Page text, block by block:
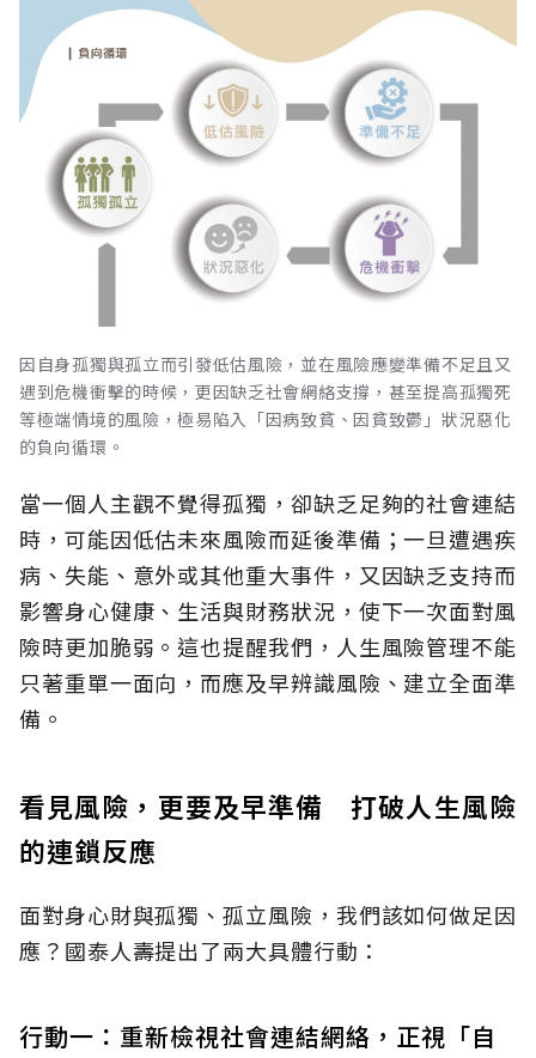
因自身孤獨與孤立而引發低估風險，並在風險應變準備不足且又
遇到危機衝擊的時候，更因缺乏社會網絡支撐，甚至提高孤獨死
等極端情境的風險，極易陷入「因病致貧、因貧致鬱」狀況惡化
的負向循環。
當一個人主觀不覺得孤獨，卻缺乏足夠的社會連結
時，可能因低估未來風險而延後準備；一旦遭遇疾
病、失能、意外或其他重大事件，又因缺乏支持而
影響身心健康、生活與財務狀況，使下一次面對風
險時更加脆弱。這也提醒我們，人生風險管理不能
只著重單一面向，而應及早辨識風險、建立全面準
備。
看見風險，更要及早準備 打破人生風險
的連鎖反應
面對身心財與孤獨、孤立風險，我們該如何做足因
應？國泰人壽提出了兩大具體行動：
行動一：重新檢視社會連結網絡，正視「自